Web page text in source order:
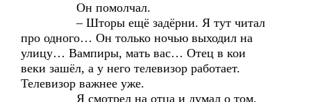
Он помолчал.
– Шторы ещё задёрни. Я тут читал
про одного… Он только ночью выходил на
улицу… Вампиры, мать вас… Отец в кои
веки зашёл, а у него телевизор работает.
Телевизор важнее уже.
Я смотрел на отца и думал о том,